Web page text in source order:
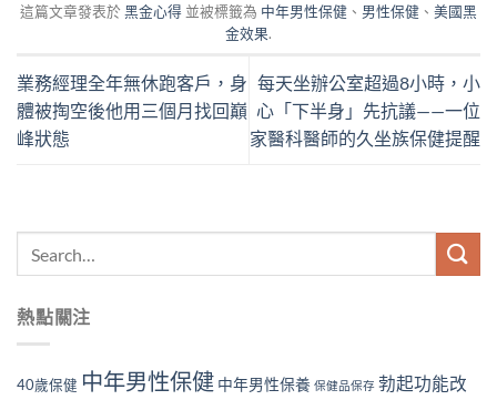
這篇文章發表於黑金心得 並被標籤為 中年男性保健 、 男性保健 、 美國黑
金效果.
業務經理全年無休跑客戶，身
體被掏空後他用三個月找回巔
峰狀態
每天坐辦公室超過8小時，小
心「下半身」先抗議——一位
家醫科醫師的久坐族保健提醒
熱點關注
40歲保健 中年男性保健 中年男性保養 保健品保存 勃起功能改